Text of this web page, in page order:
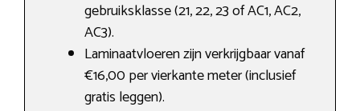
gebruiksklasse (21, 22, 23 of AC1, AC2,
AC3).
Laminaatvloeren zijn verkrijgbaar vanaf
€16,00 per vierkante meter (inclusief
gratis leggen).